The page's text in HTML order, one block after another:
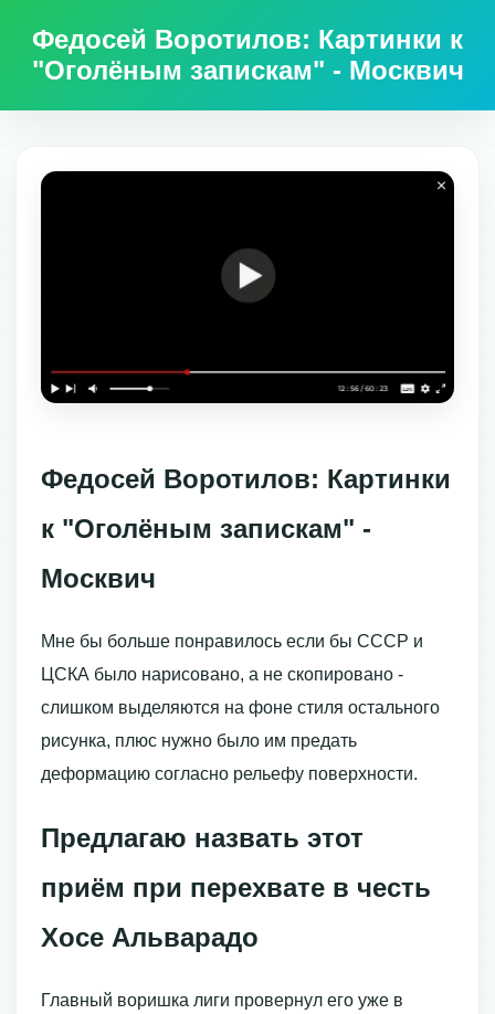
Федосей Воротилов: Картинки к
"Оголёным запискам" - Москвич
Федосей Воротилов: Картинки
к "Оголёным запискам" -
Москвич
Мне бы больше понравилось если бы СССР и
ЦСКА было нарисовано, а не скопировано -
слишком выделяются на фоне стиля остального
рисунка, плюс нужно было им предать
деформацию согласно рельефу поверхности.
Предлагаю назвать этот
приём при перехвате в честь
Хосе Альварадо
Главный воришка лиги провернул его уже в